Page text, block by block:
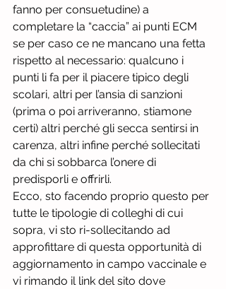
fanno per consuetudine) a
completare la “caccia” ai punti ECM
se per caso ce ne mancano una fetta
rispetto al necessario: qualcuno i
punti li fa per il piacere tipico degli
scolari, altri per l’ansia di sanzioni
(prima o poi arriveranno, stiamone
certi) altri perché gli secca sentirsi in
carenza, altri infine perché sollecitati
da chi si sobbarca l’onere di
predisporli e offrirli.
Ecco, sto facendo proprio questo per
tutte le tipologie di colleghi di cui
sopra, vi sto ri-sollecitando ad
approfittare di questa opportunità di
aggiornamento in campo vaccinale e
vi rimando il link del sito dove